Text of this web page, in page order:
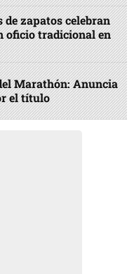
de zapatos celebran
oficio tradicional en
Marathón: Anuncia
el título